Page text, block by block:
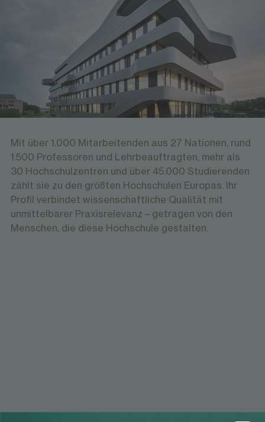
Die FOM Hochschule ist eine Initiative der
gemeinnützigen Stiftung für internationale Bildung
und Wissenschaft und verfolgt einen klaren
Bildungsauftrag: qualitativ hochwertige und zugleich
finanziell tragbare Studienangebote für
Berufstätige, Auszubildende und
Studieninteressierte zu schaffen.
Mit über 1.000 Mitarbeitenden aus 27 Nationen, rund
1.500 Professoren und Lehrbeauftragten, mehr als
30 Hochschulzentren und über 45.000 Studierenden
zählt sie zu den größten Hochschulen Europas. Ihr
Profil verbindet wissenschaftliche Qualität mit
unmittelbarer Praxisrelevanz – getragen von den
Menschen, die diese Hochschule gestalten.